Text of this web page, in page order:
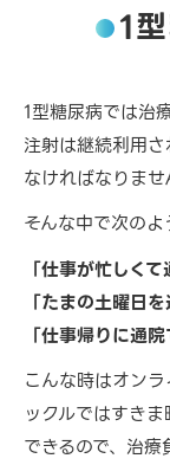
1
1型糖尿病では治
注射は継続利用
なければなりませ
そんな中で次の
「仕事が忙しく
「たまの土曜日
「仕事帰りに通
こんな時はオン
ックルではすき
できるので、治